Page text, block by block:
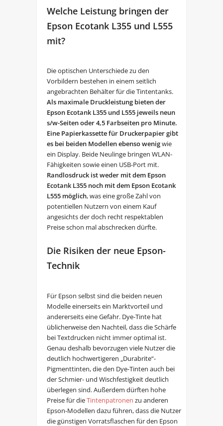
Welche Leistung bringen der
Epson Ecotank L355 und L555
mit?
Die optischen Unterschiede zu den
Vorbildern bestehen in einem seitlich
angebrachten Behälter für die Tintentanks.
Als maximale Druckleistung bieten der
Epson Ecotank L355 und L555 jeweils neun
s/w-Seiten oder 4,5 Farbseiten pro Minute.
Eine Papierkassette für Druckerpapier gibt
es bei beiden Modellen ebenso wenigwie
ein Display. Beide Neulinge bringen WLAN-
Fähigkeiten sowie einen USB-Port mit.
Randlosdruck ist weder mit dem Epson
Ecotank L355 noch mit dem Epson Ecotank
L555 möglich, was eine große Zahl von
potentiellen Nutzern von einem Kauf
angesichts der doch recht respektablen
Preise schon mal abschrecken dürfte.
Die Risiken der neue Epson-
Technik
Für Epson selbst sind die beiden neuen
Modelle einerseits ein Marktvorteil und
andererseits eine Gefahr. Dye-Tinte hat
üblicherweise den Nachteil, dass die Schärfe
bei Textdrucken nicht immer optimal ist.
Genau deshalb bevorzugen viele Nutzer die
deutlich hochwertigeren „Durabrite“-
Pigmenttinten, die den Dye-Tinten auch bei
der Schmier- und Wischfestigkeit deutlich
überlegen sind. Außerdem dürften hohe
Preise für dieTintenpatronen zu anderen
Epson-Modellen dazu führen, dass die Nutzer
die günstigen Vorratsflaschen für den Epson